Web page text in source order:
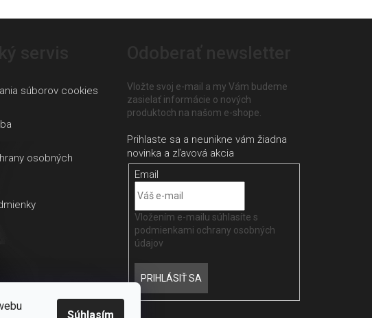
Súhlasím
súborov cookies
osobných
Vložte svoj e-mail a my Vám budeme
zasielať informácie o nových
produktoch na našom e-shope.
Email
Vložením e-mailu súhlasíte s
podmienkami ochrany osobných
údajov
PRIHLÁSIŤ SA